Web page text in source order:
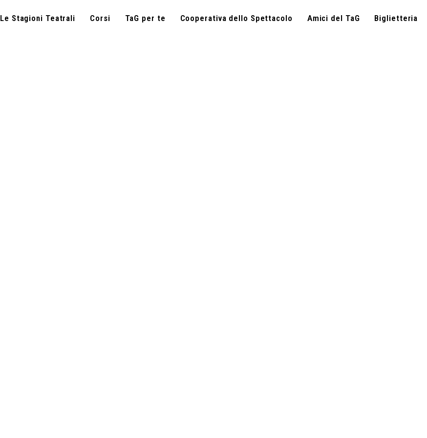
Le Stagioni Teatrali Corsi TaG per te Cooperativa dello Spettacolo Amici del TaG Biglietteria